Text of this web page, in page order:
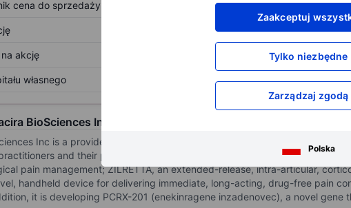
Zaakceptuj
Tylko niezbędne
Zarządzaj zgodą
Polska
cena do sprzedaży XXXXXXX
XXXXXXX
akcję XXXXXXX
własnego XXXXXXX
Otwórz kontoaby uzyskać
BioSciences Inc.
Inc is a provider of non-opioid pain management and regenerative
and their patients. The company's commercialized non-opioid
pain management; ZILRETTA, an extended-release, intra-articular,
handheld device for delivering immediate, long-acting, drug-free pain
it is developing PCRX-201 (enekinragene inzadenovec), a novel